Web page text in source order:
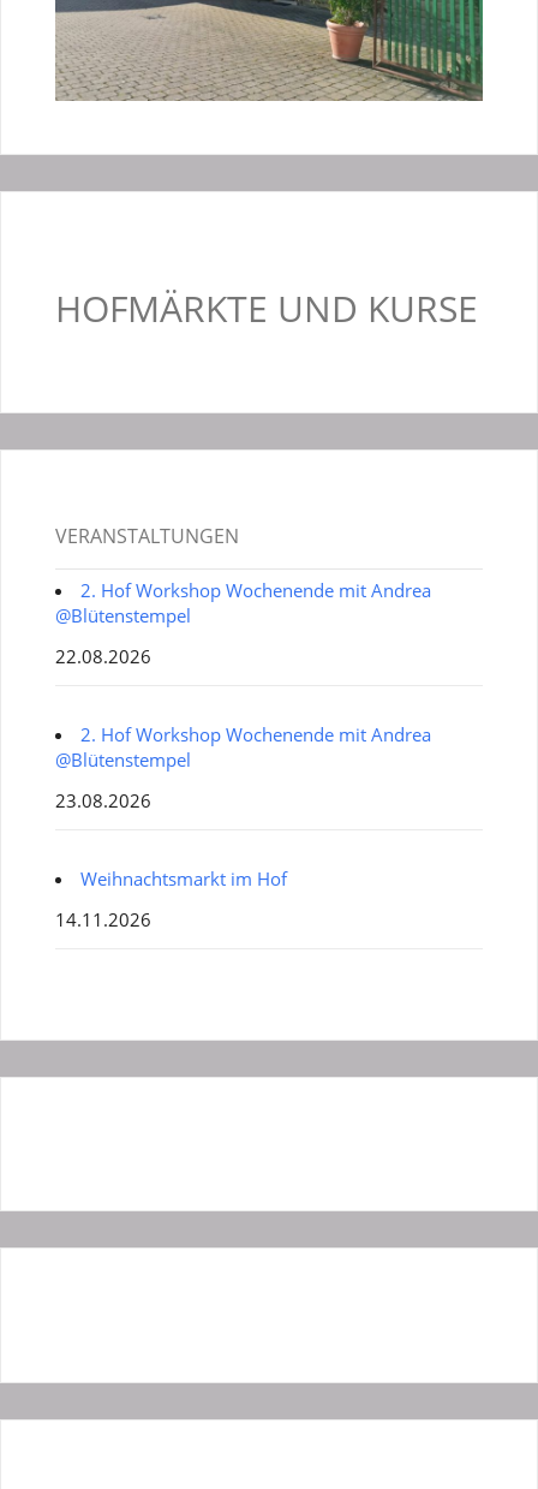
HOFMÄRKTE UND KURSE
VERANSTALTUNGEN
2. Hof Workshop Wochenende mit Andrea
@Blütenstempel
22.08.2026
2. Hof Workshop Wochenende mit Andrea
@Blütenstempel
23.08.2026
Weihnachtsmarkt im Hof
14.11.2026